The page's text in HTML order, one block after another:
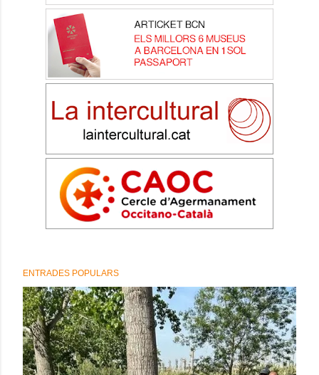
ENTRADES POPULARS